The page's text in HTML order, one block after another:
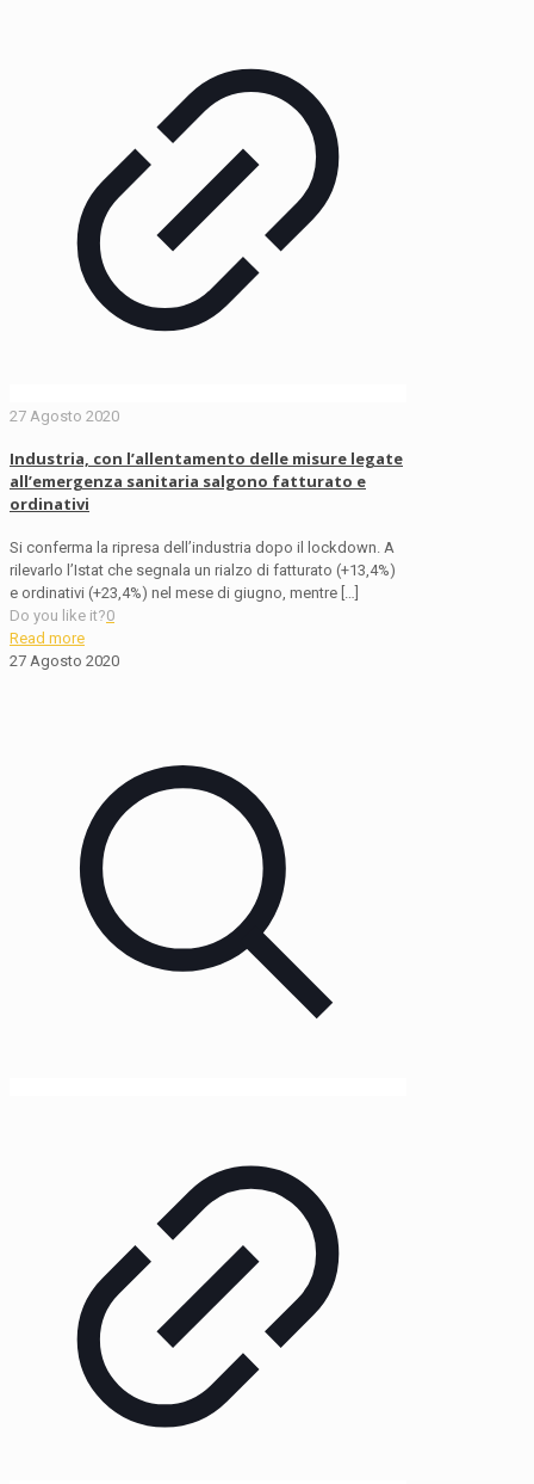
27 Agosto 2020
Industria, con l’allentamento delle misure legate
all’emergenza sanitaria salgono fatturato e
ordinativi
Si conferma la ripresa dell’industria dopo il lockdown. A
rilevarlo l’Istat che segnala un rialzo di fatturato (+13,4%)
e ordinativi (+23,4%) nel mese di giugno, mentre […]
Do you like it?0
Read more
27 Agosto 2020